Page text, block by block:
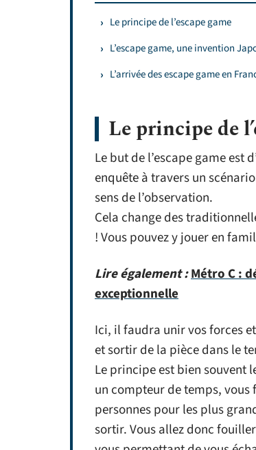
Le principe de l’escape game
L’escape game, une invention
L’arrivée des escape game en
Le principe de
Le but de l’escape game est
enquête à travers un
sens de l’observation.
Cela change des
! Vous pouvez y jouer en
Lire également :Métro C :
exceptionnelle
Ici, il faudra unir vos forces
et sortir de la pièce dans le
Le principe est bien souvent
un compteur de temps, vous
personnes pour les plus
sortir. Vous allez donc